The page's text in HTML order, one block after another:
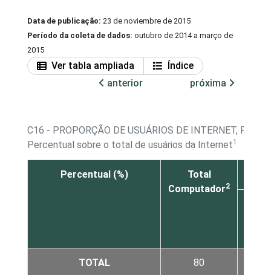
Data de publicação: 23 de noviembre de 2015
Período da coleta de dados: outubro de 2014 a março de
2015
Ver tabla ampliada
Índice
anterior
próxima
C16 - PROPORÇÃO DE USUÁRIOS DE INTERNET,
Percentual sobre o total de usuários da Internet1
Percentual (%)
Total
Computador2
TOTAL 80